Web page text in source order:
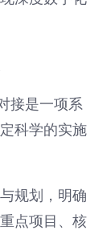
接是一项系
科学的实施
规划，明确
点项目、核